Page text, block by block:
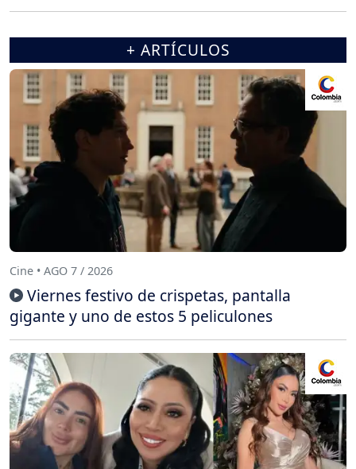
+ ARTÍCULOS
Cine • AGO 7 / 2026
Viernes festivo de crispetas, pantalla
gigante y uno de estos 5 peliculones